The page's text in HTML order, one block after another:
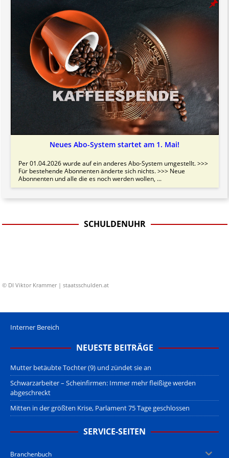
Neues Abo-System startet am 1. Mai!
Per 01.04.2026 wurde auf ein anderes Abo-System umgestellt. >>>
Für bestehende Abonnenten änderte sich nichts. >>> Neue
Abonnenten und alle die es noch werden wollen, ...
SCHULDENUHR
© DI Viktor Krammer | staatsschulden.at
Interner Bereich
NEUESTE BEITRÄGE
Mutter betäubte Tochter (9) und zündet sie an
Schwarzarbeiter – Scheinfirmen: Immer mehr fleißige werden
abgeschreckt
Mitten in der größten Krise, Parlament 75 Tage geschlossen
SERVICE-SEITEN
Branchenbuch